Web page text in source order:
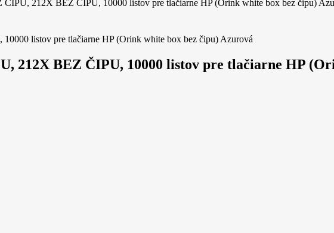
212X BEZ ČIPU, 10000 listov pre tlačiarne HP (Orink white box bez čipu)
212X BEZ ČIPU, 10000 listov pre tlačiarne HP